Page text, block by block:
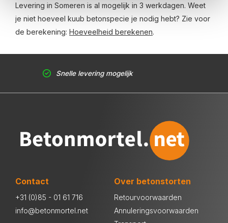
Levering in Someren is al mogelijk in 3 werkdagen. Weet
je niet hoeveel kuub betonspecie je nodig hebt? Zie voor
de berekening: Hoeveelheid berekenen.
Snelle levering mogelijk
Contact
+31 (0)85 - 01 61 716
info@betonmortel.net
Over betonstorten
Retourvoorwaarden
Annuleringsvoorwaarden